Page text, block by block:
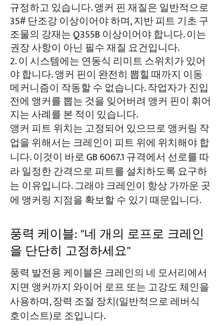
규정하고 있습니다. 앵커 핀 재질은 일반적으로
35# 단조강 이상이어야 하며, 지반 피트 기초 구
조물의 강재는 Q355B 이상이어야 합니다. 이는
권장 사항이 아닌 필수 재질 요건입니다.
이 시스템에는 연동식 리미트 스위치가 있어
야 합니다. 앵커 핀이 완전히 뽑힐 때까지 이동
메커니즘이 작동할 수 없습니다. 작업자가 진입
전에 앵커를 뽑는 것을 잊어버려 앵커 핀이 휘어
지는 사례를 본 적이 있습니다.
앵커 피트 위치는 고정되어 있으므로 앵커링 작
업을 위해서는 크레인이 피트 위에 위치해야 합
니다. 이것이 바로 GB 6067.1 규격에서 선로를 따
라 일정한 간격으로 피트를 설치하도록 요구하
는 이유입니다. 그래야 크레인이 항상 가까운 곳
에 앵커링 지점을 확보할 수 있기 때문입니다.
풍력 케이블: "네 개의 로프로 크레인
을 단단히 고정하세요"
풍력 발전용 케이블은 크레인의 네 모서리에서
지면 앵커까지 와이어 로프 또는 고강도 체인을
사용하며, 장력 조절 장치(일반적으로 레버식
호이스트)로 조입니다.